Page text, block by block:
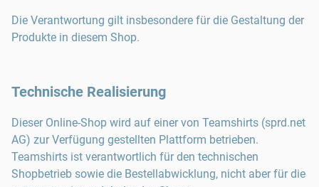
Die Verantwortung gilt insbesondere für die Gestaltung der
Produkte in diesem Shop.
Technische Realisierung
Dieser Online-Shop wird auf einer von Teamshirts (sprd.net
AG) zur Verfügung gestellten Plattform betrieben.
Teamshirts ist verantwortlich für den technischen
Shopbetrieb sowie die Bestellabwicklung, nicht aber für die